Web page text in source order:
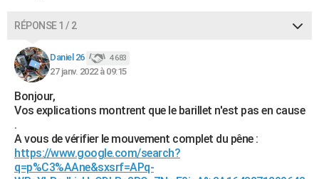
FORUM
Bricolage
Lifestyle
Culture
Sport
Auto
Television
Voyage
Cinema
RÉPONSE 1 / 2
Daniel 26 4 683
27 janv. 2022 à 09:15
Bonjour,
Vos explications montrent que le barillet n'est pas en cause
.
A vous de vérifier le mouvement complet du pêne :
https://www.google.com/search?
q=p%C3%AAne&sxsrf=APq-